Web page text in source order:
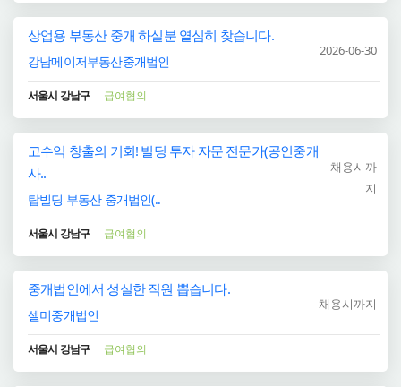
상업용 부동산 중개 하실분 열심히 찾습니다.
강남메이저부동산중개법인
2026-06-30
서울시 강남구 급여협의
고수익 창출의 기회! 빌딩 투자 자문 전문가(공인중개
사..
탑빌딩 부동산 중개법인(..
채용시까
지
서울시 강남구 급여협의
중개법인에서 성실한 직원 뽑습니다.
셀미중개법인
채용시까지
서울시 강남구 급여협의